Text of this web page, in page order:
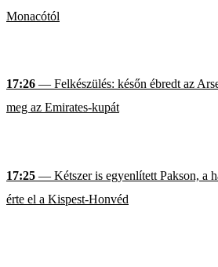
Monacótól
17:26 — Felkészülés: későn ébredt az
meg az Emirates-kupát
17:25 — Kétszer is egyenlített Pakson, a
érte el a Kispest-Honvéd